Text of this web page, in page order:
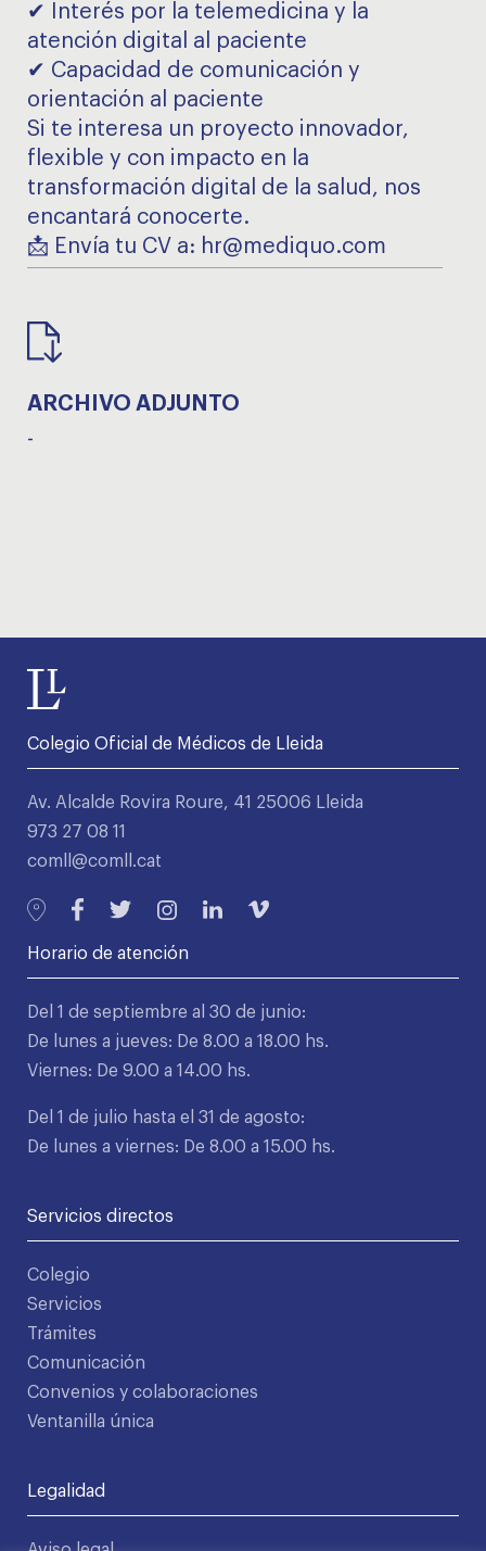
✔ Interés por la telemedicina y la
atención digital al paciente
✔ Capacidad de comunicación y
orientación al paciente
Si te interesa un proyecto innovador,
flexible y con impacto en la
transformación digital de la salud, nos
encantará conocerte.
📩 Envía tu CV a: hr@mediquo.com
ARCHIVO ADJUNTO
-
Colegio Oficial de Médicos de Lleida
Av. Alcalde Rovira Roure, 41 25006 Lleida
973 27 08 11
comll@comll.cat
Horario de atención
Del 1 de septiembre al 30 de junio:
De lunes a jueves: De 8.00 a 18.00 hs.
Viernes: De 9.00 a 14.00 hs.
Del 1 de julio hasta el 31 de agosto:
De lunes a viernes: De 8.00 a 15.00 hs.
Servicios directos
Colegio
Servicios
Trámites
Comunicación
Convenios y colaboraciones
Ventanilla única
Legalidad